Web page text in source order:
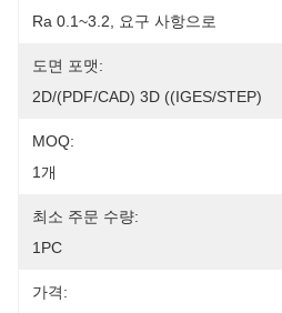
Ra 0.1~3.2, 요구 사항으로
도면 포맷:
2D/(PDF/CAD) 3D ((IGES/STEP)
MOQ:
1개
최소 주문 수량:
1PC
가격: